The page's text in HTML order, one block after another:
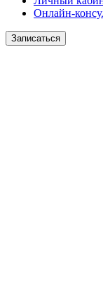
Онлайн-
Записаться